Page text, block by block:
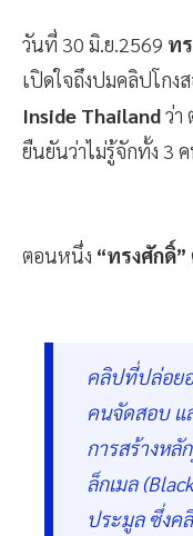
วันที่ 30 มิ.ย.2569 ท
เปิดใจถึงปมคลิปโกง
Inside Thailandว่า
ยืนยันว่าไม่รู้จักทั้ง 3
ตอนหนึ่ง “ทรงศักดิ์”
คลิปที่ปล่อย
คนจัดสอบ แ
การสร้างหลั
ล็กเมล
ประมูล ซึ่งค